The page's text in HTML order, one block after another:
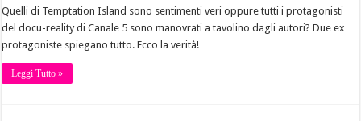
Quelli di Temptation Island sono sentimenti veri oppure tutti i protagonisti
del docu-reality di Canale 5 sono manovrati a tavolino dagli autori? Due ex
protagoniste spiegano tutto. Ecco la verità!
Leggi Tutto »